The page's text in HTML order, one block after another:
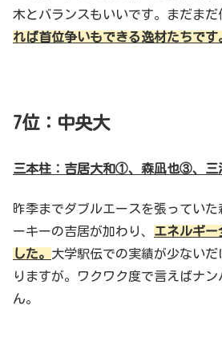
木とバランスもいいです。まだまだ
れば首位争いもできる逸材たちです
7位：中央大
三本柱：吉居大和①、森凪也③、
昨季までダブルエースを張ってい
ーキーの吉居が加わり、 エネルギー
した。 大学駅伝での実績が少ない
りますが。ワクワク度で言えばナ
ん。